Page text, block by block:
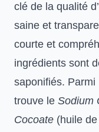
clé de la qualité
saine et
courte et
ingrédients sont
saponifiés. Parmi
trouve le Sodium
Cocoate (huile